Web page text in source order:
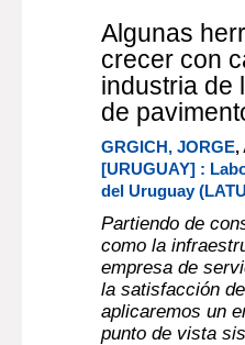
Algunas
crecer con
industria de
de
GRGICH, JORGE,
[URUGUAY] :
del Uruguay
Partiendo de
como la
empresa de
la satisfacción
aplicaremos un
punto de vista